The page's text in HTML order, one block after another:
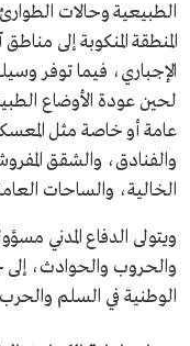
الطبيعية وحالات
المنطقة المنكوبة إلى
الإجباري، فيما توفر
لحين عودة الأوضاع
عامة أو خاصة مثل
والفنادق، والشقق
الخالية، والساحات
ويتولى الدفاع المدني
والحروب والحوادث، إلى
الوطنية في السلم